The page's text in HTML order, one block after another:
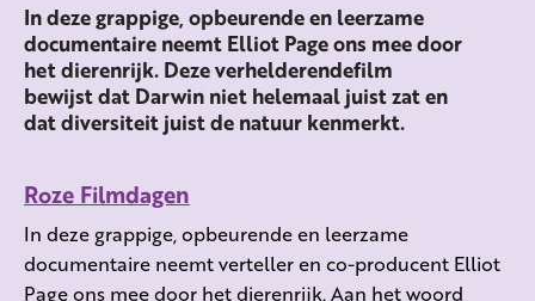
In deze grappige, opbeurende en leerzame
documentaire neemt Elliot Page ons mee door
het dierenrijk. Deze verhelderendefilm
bewijst dat Darwin niet helemaal juist zat en
dat diversiteit juist de natuur kenmerkt.
Roze Filmdagen
In deze grappige, opbeurende en leerzame
documentaire neemt verteller en co-producent Elliot
Page ons mee door het dierenrijk. Aan het woord